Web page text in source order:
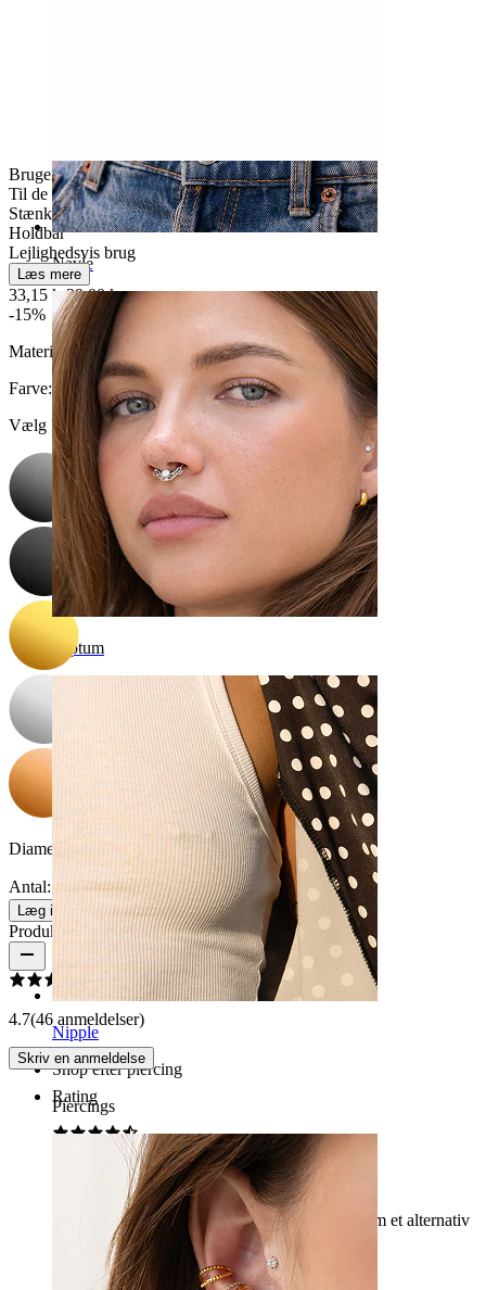
Navle
Septum
Nipple
Shop efter piercing
Piercings
Brugervenligt
Til de fleste hudtyper
Stænksikker
Holdbar
Lejlighedsvis brug
Læs mere
33,15 kr39,00 kr
-15%
Materiale:Kirurgisk stål
Farve:
Vælg Farve
Diameter: 10 mm
Antal: 1
Skift
Læg i kurv
Produktanmeldelser
4.7(46 anmeldelser)
Skriv en anmeldelse
Rating
Fantastisk produkt
Jeg er så glad for min og den er virkelig god som et alternativ
til at få lavet en piercing. Kan klart anbefales :)
Springate
Bekræftet køb